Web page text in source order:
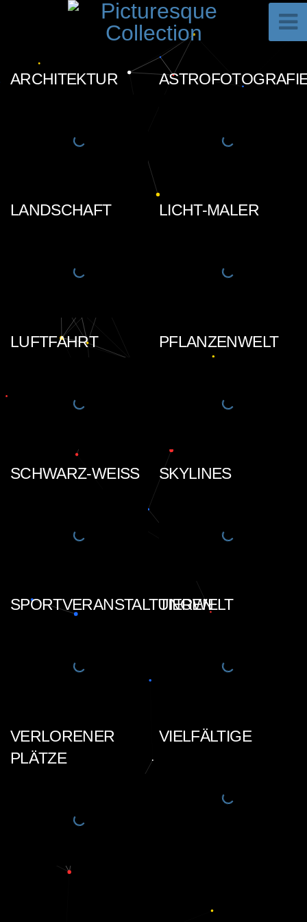
ARCHITEKTUR
LANDSCHAFT LICHT-MALER
LUFTFAHRT PFLANZENWELT
SCHWARZ-WEISS SKYLINES
SPORTVERANSTALTUNGEN
TIERWELT
VERLORENER
PLÄTZE
VIELFÄLTIGE